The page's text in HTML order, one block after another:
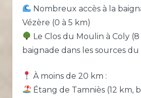
Nombreux accès à la
Vézère (0 à 5 km)
Le Clos du Moulin à Coly
baignade dans les sources du
À moins de 20 km :
Étang de Tamniès (12 km,